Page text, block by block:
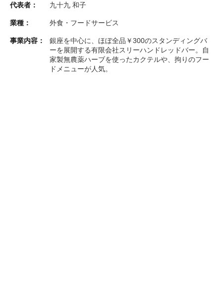
代表者： 九十九 和子
業種： 外食・フードサービス
事業内容：
銀座を中心に、ほぼ全品￥300のスタンディングバ
ーを展開する有限会社スリーハンドレッドバー。自
家製無農薬ハーブを使ったカクテルや、拘りのフー
ドメニューが人気。